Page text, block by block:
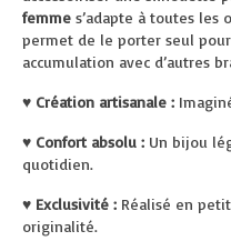
femme s’adapte à toutes les
permet de le porter seul
accumulation avec d’autres
♥ Création artisanale :
♥ Confort absolu : Un bijou
quotidien.
♥ Exclusivité : Réalisé en
originalité.